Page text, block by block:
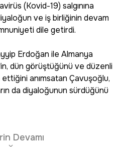
(Kovid-19) salgınına
ve iş birliğinin devam
dile getirdi.
Erdoğan ile Almanya
dün görüştüğünü ve düzenli
anımsatan Çavuşoğlu,
da diyaloğunun sürdüğünü
Devamı